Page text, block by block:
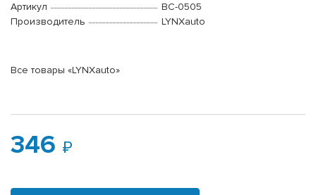
Артикул
BC-0505
Производитель
LYNXauto
Все товары «LYNXauto»
346